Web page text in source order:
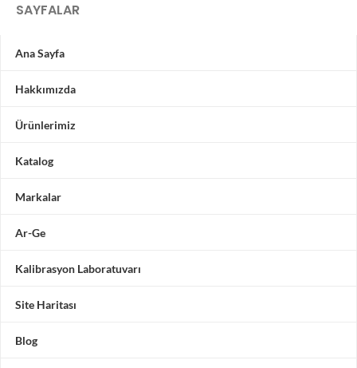
SAYFALAR
Ana Sayfa
Hakkımızda
Ürünlerimiz
Katalog
Markalar
Ar-Ge
Kalibrasyon Laboratuvarı
Site Haritası
Blog